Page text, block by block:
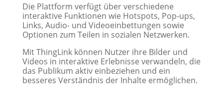
Die Plattform verfügt über verschiedene
interaktive Funktionen wie Hotspots, Pop-ups,
Links, Audio- und Videoeinbettungen sowie
Optionen zum Teilen in sozialen Netzwerken.
Mit ThingLink können Nutzer ihre Bilder und
Videos in interaktive Erlebnisse verwandeln, die
das Publikum aktiv einbeziehen und ein
besseres Verständnis der Inhalte ermöglichen.